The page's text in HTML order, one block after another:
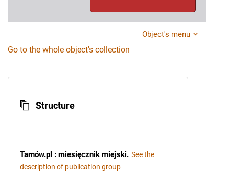
Object's menu
Go to the whole object's collection
Structure
Tarnów.pl : miesięcznik miejski. See the
description of publication group